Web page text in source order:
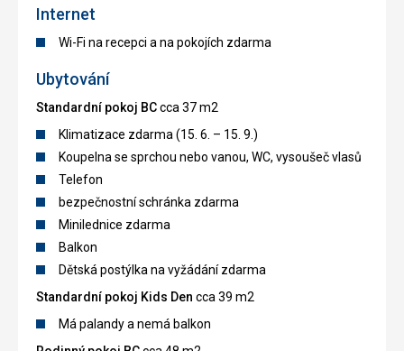
Internet
Wi-Fi na recepci a na pokojích zdarma
Ubytování
Standardní pokoj BCcca 37 m2
Klimatizace zdarma (15. 6. – 15. 9.)
Koupelna se sprchou nebo vanou, WC, vysoušeč vlasů
Telefon
bezpečnostní schránka zdarma
Minilednice zdarma
Balkon
Dětská postýlka na vyžádání zdarma
Standardní pokoj Kids Den cca 39 m2
Má palandy a nemá balkon